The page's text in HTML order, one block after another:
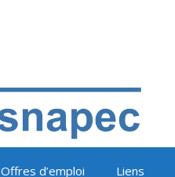
Offres d’emploi Liens